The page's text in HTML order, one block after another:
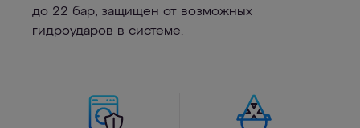
до 22 бар, защищен от возможных
гидроударов в системе.